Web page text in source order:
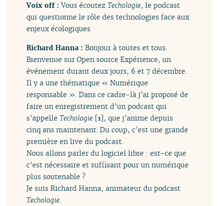
Voix off :Vous écoutezTechologie, le podcast
qui questionne le rôle des technologies face aux
enjeux écologiques
Richard Hanna :Bonjour à toutes et tous.
Bienvenue sur Open source Expérience, un
événement durant deux jours, 6 et 7 décembre.
Il y a une thématique « Numérique
responsable ». Dans ce cadre-là j’ai proposé de
faire un enregistrement d’un podcast qui
s’appelleTechologie [1], que j’anime depuis
cinq ans maintenant. Du coup, c’est une grande
première en live du podcast.
Nous allons parler du logiciel libre : est-ce que
c’est nécessaire et suffisant pour un numérique
plus soutenable ?
Je suis Richard Hanna, animateur du podcast
Techologie